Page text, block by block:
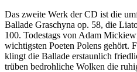
Das zweite Werk der CD ist die
Ballade Graschyna op. 58, die
100. Todestags von Adam
wichtigsten Poeten Polens gehört.
klingt die Ballade erstaunlich
trüben bedrohliche Wolken die